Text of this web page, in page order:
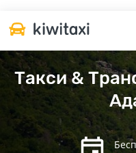
Такси &